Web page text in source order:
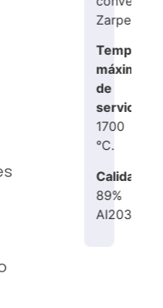
Temperatura